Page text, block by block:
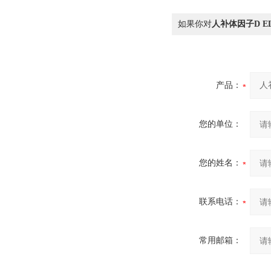
如果你对人补体因子D
产品：
您的单位：
您的姓名：
联系电话：
常用邮箱：